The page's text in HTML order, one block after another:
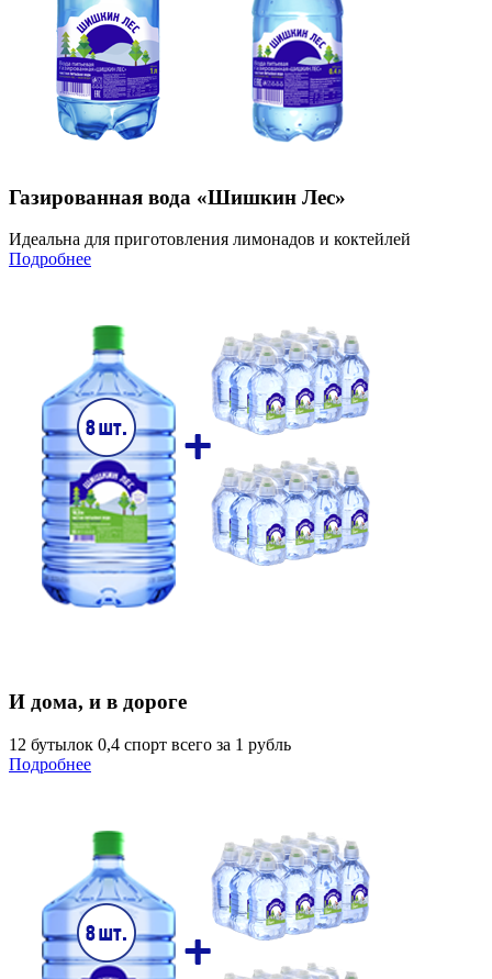
Газированная вода «Шишкин Лес»
Идеальна для приготовления лимонадов и коктейлей
Подробнее
И дома, и в дороге
12 бутылок 0,4 спорт всего за 1 рубль
Подробнее